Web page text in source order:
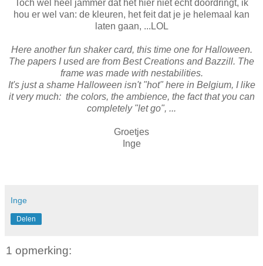
Toch wel heel jammer dat het hier niet echt doordringt, ik
hou er wel van: de kleuren, het feit dat je je helemaal kan
laten gaan, ...LOL
Here another fun shaker card, this time one for Halloween.
The papers I used are from Best Creations and Bazzill. The
frame was made with nestabilities.
It's just a shame Halloween isn't "hot" here in Belgium, I like
it very much: the colors, the ambience, the fact that you can
completely "let go", ...
Groetjes
Inge
Inge
Delen
1 opmerking: